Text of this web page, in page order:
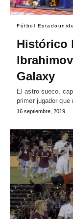
Fútbol
Histórico
Galaxy
El astro sueco,
primer jugador que
16 septiembre, 2019